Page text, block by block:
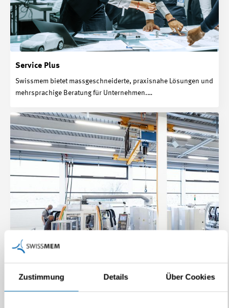
Zustimmung Details Über Cookies
Service Plus
Swissmem bietet massgeschneiderte, praxisnahe Lösungen und
mehrsprachige Beratung für Unternehmen.…